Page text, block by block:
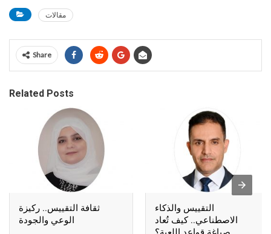
مقالات
Share
Related Posts
ثقافة التقييس.. ركيزة
الوعي والجودة
التقييس والذكاء
الاصطناعي.. كيف تُعاد